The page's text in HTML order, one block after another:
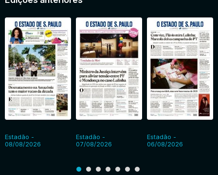
Estadão -
08/08/2026
Estadão -
07/08/2026
Estadão -
06/08/2026